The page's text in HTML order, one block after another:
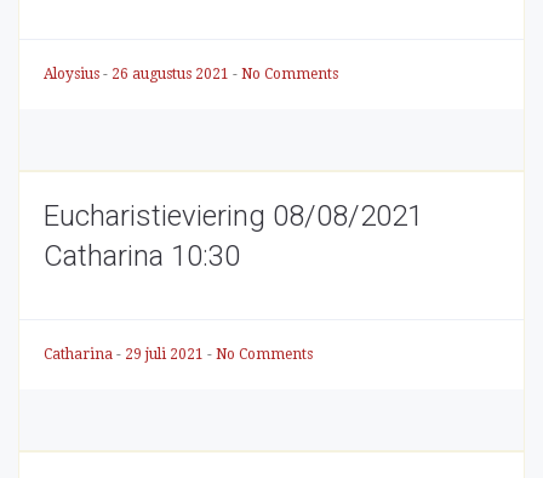
Aloysius - 26 augustus 2021 - No Comments
Eucharistieviering 08/08/2021
Catharina 10:30
Catharina - 29 juli 2021 - No Comments